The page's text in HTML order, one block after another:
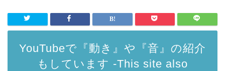
YouTubeで『動き』や『音』の紹介
もしています -This site also